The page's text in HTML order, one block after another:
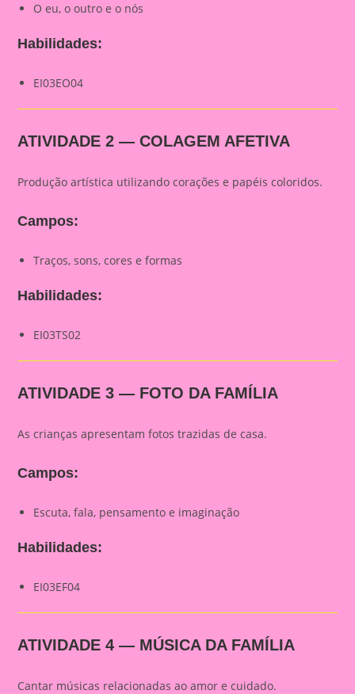
O eu, o outro e o nós
Habilidades:
EI03EO04
ATIVIDADE 2 — COLAGEM AFETIVA
Produção artística utilizando corações e papéis coloridos.
Campos:
Traços, sons, cores e formas
Habilidades:
EI03TS02
ATIVIDADE 3 — FOTO DA FAMÍLIA
As crianças apresentam fotos trazidas de casa.
Campos:
Escuta, fala, pensamento e imaginação
Habilidades:
EI03EF04
ATIVIDADE 4 — MÚSICA DA FAMÍLIA
Cantar músicas relacionadas ao amor e cuidado.